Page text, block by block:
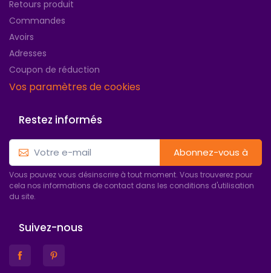
Retours produit
Commandes
Avoirs
Adresses
Coupon de réduction
Vos paramètres de cookies
Restez informés
Abonnez-vous à
Vous pouvez vous désinscrire à tout moment. Vous trouverez pour
cela nos informations de contact dans les conditions d'utilisation
du site.
Suivez-nous